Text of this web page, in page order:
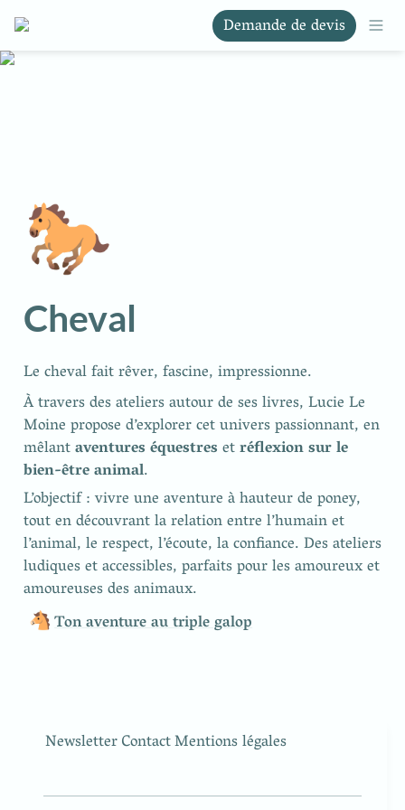
Demande de devis
🐎
Cheval
Le cheval fait rêver, fascine, impressionne.
À travers des ateliers autour de ses livres, Lucie Le
Moine propose d’explorer cet univers passionnant, en
mêlant aventures équestres et réflexion sur le
bien-être animal.
L’objectif : vivre une aventure à hauteur de poney,
tout en découvrant la relation entre l’humain et
l’animal, le respect, l’écoute, la confiance. Des ateliers
ludiques et accessibles, parfaits pour les amoureux et
amoureuses des animaux.
🐴Ton aventure au triple galop
NewsletterContactMentions légales